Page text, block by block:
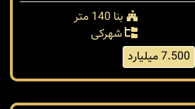
بنا 140 متر
شهرکی
7.500 میلیارد